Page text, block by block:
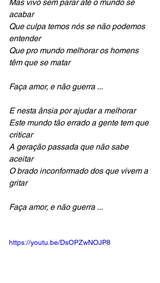
Mas vivo sem parar até o mundo se
acabar
Que culpa temos nós se não podemos
entender
Que pro mundo melhorar os homens
têm que se matar
Faça amor, e não guerra ...
E nesta ânsia por ajudar a melhorar
Este mundo tão errado a gente tem que
criticar
A geração passada que não sabe
aceitar
O brado inconformado dos que vivem a
gritar
Faça amor, e não guerra ...
https://youtu.be/DsOPZwNOJP8